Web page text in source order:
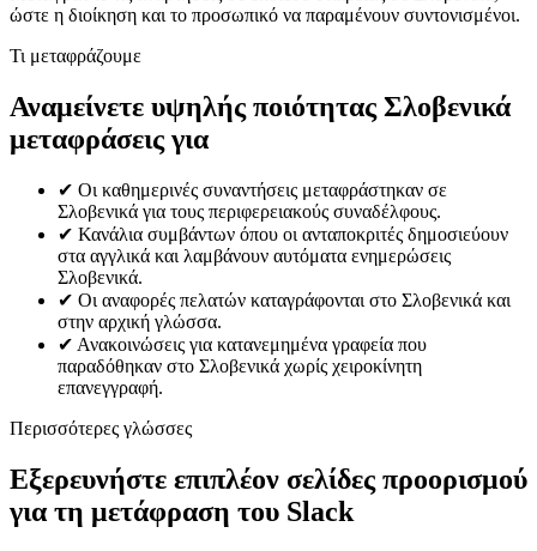
ώστε η διοίκηση και το προσωπικό να παραμένουν συντονισμένοι.
Τι μεταφράζουμε
Αναμείνετε υψηλής ποιότητας Σλοβενικά
μεταφράσεις για
✔ Οι καθημερινές συναντήσεις μεταφράστηκαν σε
Σλοβενικά για τους περιφερειακούς συναδέλφους.
✔ Κανάλια συμβάντων όπου οι ανταποκριτές δημοσιεύουν
στα αγγλικά και λαμβάνουν αυτόματα ενημερώσεις
Σλοβενικά.
✔ Οι αναφορές πελατών καταγράφονται στο Σλοβενικά και
στην αρχική γλώσσα.
✔ Ανακοινώσεις για κατανεμημένα γραφεία που
παραδόθηκαν στο Σλοβενικά χωρίς χειροκίνητη
επανεγγραφή.
Περισσότερες γλώσσες
Εξερευνήστε επιπλέον σελίδες προορισμού
για τη μετάφραση του Slack